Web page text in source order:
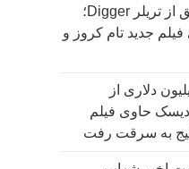
استقبال کم‌رمق از تریلر Digger؛
جدید تام کروز و
۱۰۵ میلیون دلاری از
حاوی فیلم
به سرقت رفت